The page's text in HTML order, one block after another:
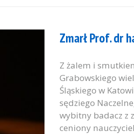
Zmarł Prof. dr
Z żalem i
Grabowskiego
Śląskiego w
sędziego
wybitny badacz z
ceniony